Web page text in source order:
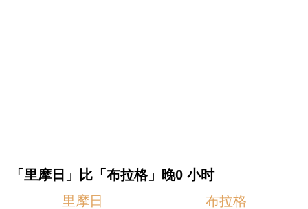
「里摩日」比「布拉格」晚0 小时
里摩日
布拉格